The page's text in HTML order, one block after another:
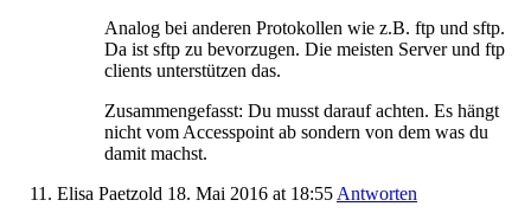
Analog bei anderen Protokollen wie z.B. ftp und sftp.
Da ist sftp zu bevorzugen. Die meisten Server und ftp
clients unterstützen das.
Zusammengefasst: Du musst darauf achten. Es hängt
nicht vom Accesspoint ab sondern von dem was du
damit machst.
Elisa Paetzold 18. Mai 2016 at 18:55 Antworten